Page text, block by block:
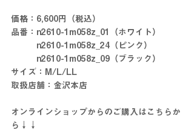
価格：6,600円（税込）
品番：n2610-1m058z_01（ホワイト）
n2610-1m058z_24（ピンク）
n2610-1m058z_09（ブラック）
サイズ：M/L/LL
取扱店舗：金沢本店
オンラインショップからのご購入はこちらか
ら↓↓